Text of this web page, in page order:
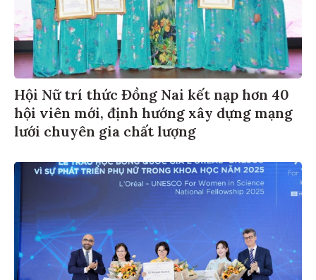
Hội Nữ trí thức Đồng Nai kết nạp hơn 40
hội viên mới, định hướng xây dựng mạng
lưới chuyên gia chất lượng